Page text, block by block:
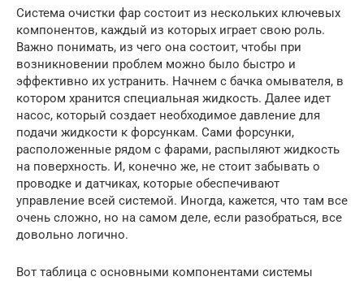
Система очистки фар состоит из нескольких ключевых
компонентов, каждый из которых играет свою роль.
Важно понимать, из чего она состоит, чтобы при
возникновении проблем можно было быстро и
эффективно их устранить. Начнем с бачка омывателя, в
котором хранится специальная жидкость. Далее идет
насос, который создает необходимое давление для
подачи жидкости к форсункам. Сами форсунки,
расположенные рядом с фарами, распыляют жидкость
на поверхность. И, конечно же, не стоит забывать о
проводке и датчиках, которые обеспечивают
управление всей системой. Иногда, кажется, что там все
очень сложно, но на самом деле, если разобраться, все
довольно логично.
Вот таблица с основными компонентами системы